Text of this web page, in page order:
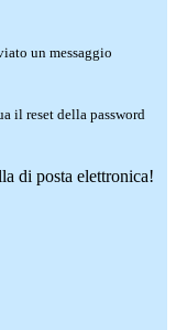
un messaggio
il reset della password
di posta elettronica!